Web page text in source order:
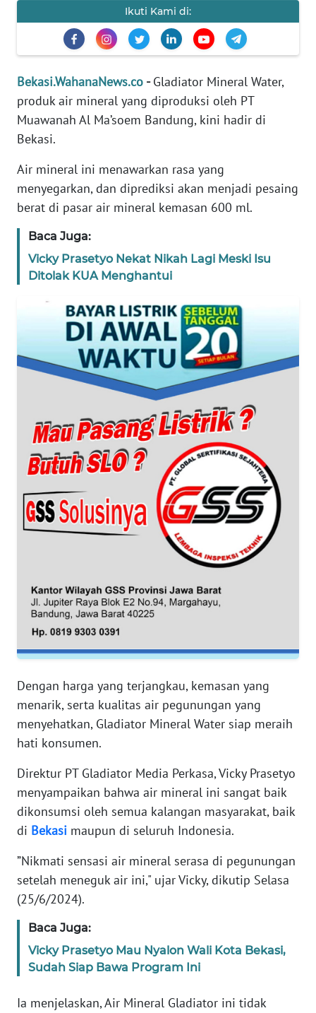
Ikuti Kami di:
Bekasi.WahanaNews.co -Gladiator Mineral Water,
produk air mineral yang diproduksi oleh PT
Muawanah Al Ma’soem Bandung, kini hadir di
Bekasi.
Air mineral ini menawarkan rasa yang
menyegarkan, dan diprediksi akan menjadi pesaing
berat di pasar air mineral kemasan 600 ml.
Baca Juga:
Vicky Prasetyo Nekat Nikah Lagi Meski Isu
Ditolak KUA Menghantui
Dengan harga yang terjangkau, kemasan yang
menarik, serta kualitas air pegunungan yang
menyehatkan, Gladiator Mineral Water siap meraih
hati konsumen.
Direktur PT Gladiator Media Perkasa, Vicky Prasetyo
menyampaikan bahwa air mineral ini sangat baik
dikonsumsi oleh semua kalangan masyarakat, baik
di Bekasi maupun di seluruh Indonesia.
”Nikmati sensasi air mineral serasa di pegunungan
setelah meneguk air ini," ujar Vicky, dikutip Selasa
(25/6/2024).
Baca Juga:
Vicky Prasetyo Mau Nyalon Wali Kota Bekasi,
Sudah Siap Bawa Program Ini
Ia menjelaskan, Air Mineral Gladiator ini tidak
PEDOMAN
MEDIA
SIBER
DISCLAIMER
SUMUT
WN
BANTEN
WN
NTT
WN
PAPUA
WN
BARAT
WN
RIAU
WN
WN
JAMBI
WN
WN
NTB
SULTENG